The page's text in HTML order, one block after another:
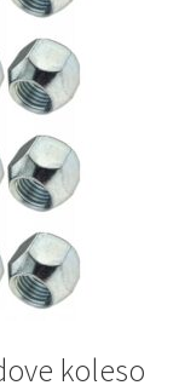
koleso